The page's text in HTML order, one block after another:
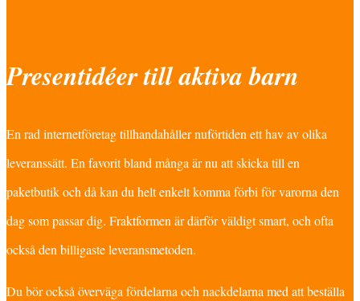
Presentidéer till aktiva barn
En rad internetföretag tillhandahåller nuförtiden ett hav av olika
leveranssätt. En favorit bland många är nu att skicka till en
paketbutik och då kan du helt enkelt komma förbi för varorna den
dag som passar dig. Fraktformen är därför väldigt smart, och ofta
också den billigaste leveransmetoden.
Du bör också överväga fördelarna och nackdelarna med att beställa